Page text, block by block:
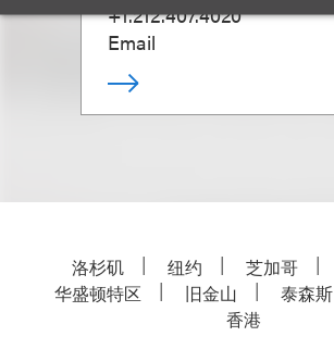
+1.212.407.4020
Email
洛杉矶 纽约 芝加哥
华盛顿特区
旧金山 泰森斯
香港